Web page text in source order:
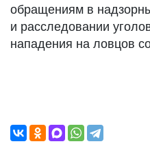
обращениям в
и расследовании
нападения на ловцов